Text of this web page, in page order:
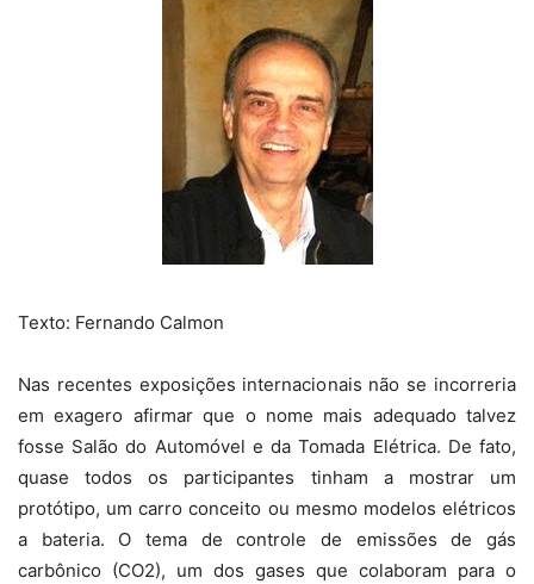
Texto: Fernando Calmon
Nas recentes exposições internacionais não se incorreria
em exagero afirmar que o nome mais adequado talvez
fosse Salão do Automóvel e da Tomada Elétrica. De fato,
quase todos os participantes tinham a mostrar um
protótipo, um carro conceito ou mesmo modelos elétricos
a bateria. O tema de controle de emissões de gás
carbônico (CO2), um dos gases que colaboram para o